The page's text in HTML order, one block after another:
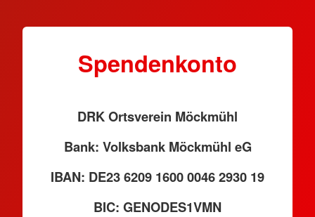
Spendenkonto
DRK Ortsverein Möckmühl
Bank: Volksbank Möckmühl eG
IBAN: DE23 6209 1600 0046 2930 19
BIC: GENODES1VMN